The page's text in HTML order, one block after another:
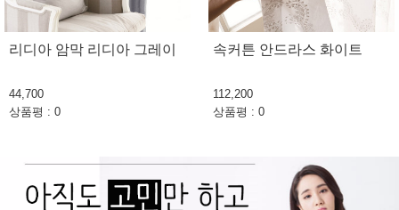
리디아 암막 리디아 그레이
44,700
상품평 : 0
속커튼 안드라스 화이트
112,200
상품평 : 0